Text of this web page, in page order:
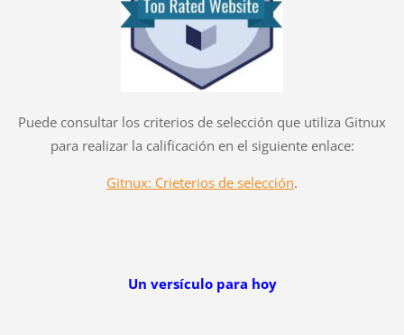
Puede consultar los criterios de selección que utiliza Gitnux
para realizar la calificación en el siguiente enlace:
Gitnux: Crieterios de selección.
Un versículo para hoy